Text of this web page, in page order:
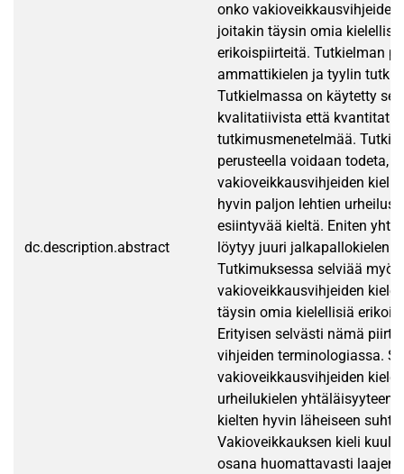
dc.description.abstract
onko vakioveikkausvihjeiden
joitakin täysin omia kielellisiä
erikoispiirteitä. Tutkielman
ammattikielen ja tyylin
Tutkielmassa on käytetty
kvalitatiivista että
tutkimusmenetelmää.
perusteella voidaan todeta,
vakioveikkausvihjeiden kieli
hyvin paljon lehtien
esiintyvää kieltä. Eniten
löytyy juuri jalkapallokielen
Tutkimuksessa selviää
vakioveikkausvihjeiden
täysin omia kielellisiä
Erityisen selvästi nämä
vihjeiden terminologiassa.
vakioveikkausvihjeiden
urheilukielen yhtäläisyyteen
kielten hyvin läheiseen
Vakioveikkauksen kieli
osana huomattavasti